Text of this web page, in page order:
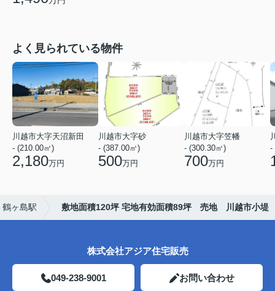
よく見られている物件
川越市大字天沼新田
- (210.00㎡)
2,180万円
川越市大字砂
- (387.00㎡)
500万円
川越市大字笠幡
- (300.30㎡)
700万円
-
鶴ヶ島駅 敷地面積120坪 宅地有効面積89坪 売地 川越市小堤
株式会社アジア住宅販売
049-238-9001 お問い合わせ